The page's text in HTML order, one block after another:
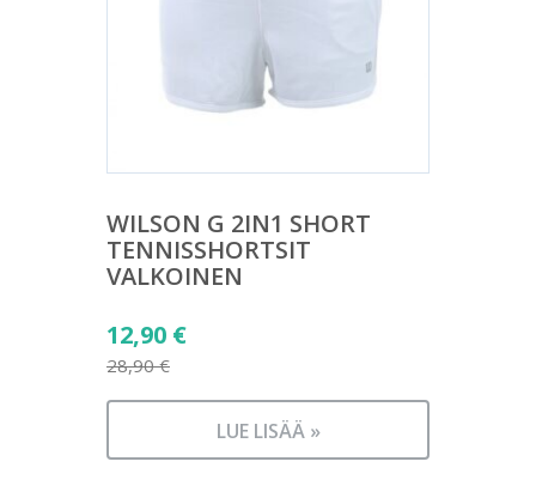
WILSON G 2IN1 SHORT
TENNISSHORTSIT
VALKOINEN
28,90€
Alkuperäinen
hinta
oli:
12,90 €
Nykyinen
on:
LUE LISÄÄ »